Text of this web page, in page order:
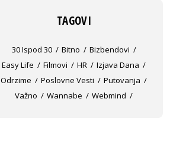
TAGOVI
30 Ispod 30 Bitno
Bizbendovi
Easy Life
Filmovi HR
Izjava Dana
Odrzime
Poslovne Vesti
Putovanja
Važno
Wannabe Webmind